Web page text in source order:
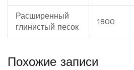
Расширенный
глинистый песок
1800
Похожие записи